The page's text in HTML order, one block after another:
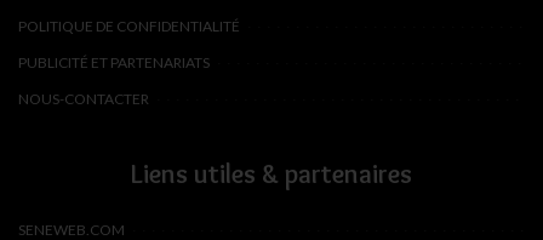
POLITIQUE DE CONFIDENTIALITÉ
PUBLICITÉ ET PARTENARIATS
NOUS-CONTACTER
Liens utiles & partenaires
SENEWEB.COM